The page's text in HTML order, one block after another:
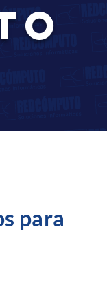
para